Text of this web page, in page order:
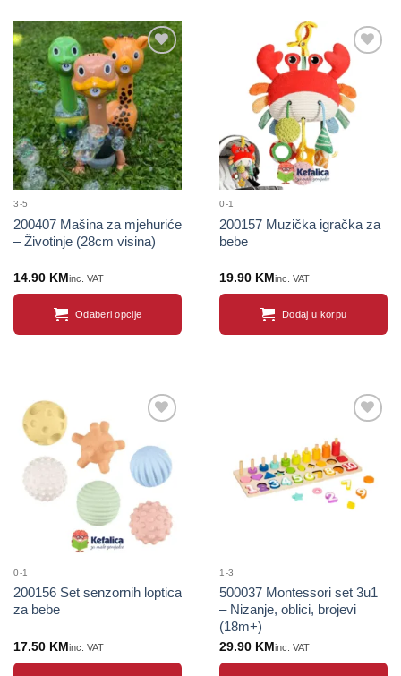
Sačuvaj
proizvod
3-5
200407 Mašina za mjehuriće
– Životinje (28cm visina)
14.90 KM inc. VAT
Odaberi opcije
multiple
variants.
The
options
may
be
product
page
Sačuvaj
proizvod
0-1
200157 Muzička igračka za
bebe
19.90 KM inc. VAT
Dodaj u korpu
proizvod
0-1
200156 Set senzornih loptica
za bebe
17.50 KM inc. VAT
proizvod
1-3
500037 Montessori set 3u1
– Nizanje, oblici, brojevi
(18m+)
29.90 KM inc. VAT